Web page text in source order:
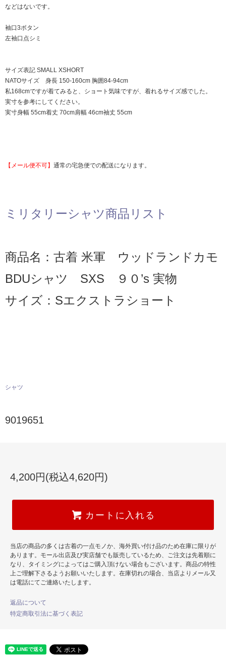
などはないです。
袖口3ボタン
左袖口点シミ
サイズ表記 SMALL XSHORT
NATOサイズ 身長 150-160cm 胸囲84-94cm
私168cmですが着てみると、ショート気味ですが、着れるサイズ感でした。
実寸を参考にしてください。
実寸身幅 55cm着丈 70cm肩幅 46cm袖丈 55cm
【メール便不可】 通常の宅急便での配送になります。
ミリタリーシャツ商品リスト
商品名：古着 米軍 ウッドランドカモ
BDUシャツ SXS ９０’s 実物
サイズ：Sエクストラショート
シャツ
9019651
4,200円(税込4,620円)
カートに入れる
当店の商品の多くは古着の一点モノか、海外買い付け品のため在庫に限りが
あります。モール出店及び実店舗でも販売しているため、ご注文は先着順に
なり、タイミングによってはご購入頂けない場合もございます。商品の特性
上ご理解下さるようお願いいたします。在庫切れの場合、当店よりメール又
は電話にてご連絡いたします。
返品について
特定商取引法に基づく表記